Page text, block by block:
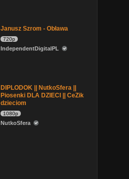
Janusz Szrom - Obława
720p
IndependentDigitalPL
DIPLODOK || NutkoSfera ||
Piosenki DLA DZIECI || CeZik
dzieciom
1080p
NutkoSfera